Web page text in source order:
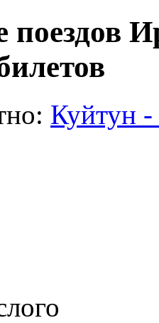
поездов
Куйтун